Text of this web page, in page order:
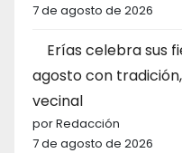
7 de agosto de 2026
Erías celebra sus
agosto con
vecinal
por Redacción
7 de agosto de 2026